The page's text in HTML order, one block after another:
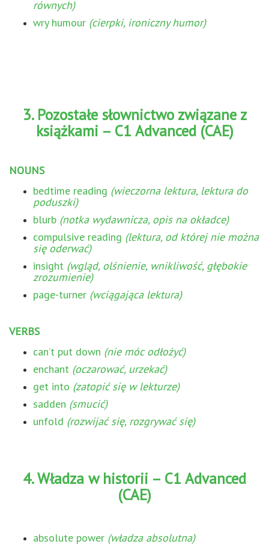
równych)
wry humour (cierpki, ironiczny humor)
3. Pozostałe słownictwo związane z
książkami – C1 Advanced (CAE)
NOUNS
bedtime reading (wieczorna lektura, lektura do
poduszki)
blurb (notka wydawnicza, opis na okładce)
compulsive reading (lektura, od której nie można
się oderwać)
insight (wgląd, olśnienie, wnikliwość, głębokie
zrozumienie)
page-turner (wciągająca lektura)
VERBS
can’t put down (nie móc odłożyć)
enchant (oczarować, urzekać)
get into (zatopić się w lekturze)
sadden (smucić)
unfold (rozwijać się, rozgrywać się)
4. Władza w historii – C1 Advanced
(CAE)
absolute power (władza absolutna)